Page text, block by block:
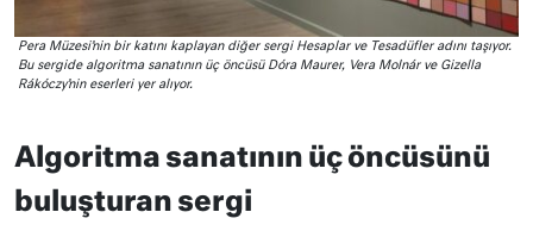
Pera Müzesi’nin bir katını kaplayan diğer sergi Hesaplar ve Tesadüfler adını taşıyor.
Bu sergide algoritma sanatının üç öncüsü Dóra Maurer, Vera Molnár ve Gizella
Rákóczy’nin eserleri yer alıyor.
Algoritma sanatının üç öncüsünü
buluşturan sergi